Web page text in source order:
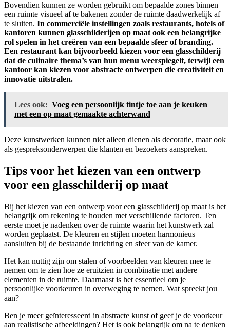
Bovendien kunnen ze worden gebruikt om bepaalde zones binnen
een ruimte visueel af te bakenen zonder de ruimte daadwerkelijk af
te sluiten. In commerciële instellingen zoals restaurants, hotels of
kantoren kunnen glasschilderijen op maat ook een belangrijke
rol spelen in het creëren van een bepaalde sfeer of branding.
Een restaurant kan bijvoorbeeld kiezen voor een glasschilderij
dat de culinaire thema’s van hun menu weerspiegelt, terwijl een
kantoor kan kiezen voor abstracte ontwerpen die creativiteit en
innovatie uitstralen.
Lees ook: Voeg een persoonlijk tintje toe aan je keuken
met een op maat gemaakte achterwand
Deze kunstwerken kunnen niet alleen dienen als decoratie, maar ook
als gespreksonderwerpen die klanten en bezoekers aanspreken.
Tips voor het kiezen van een ontwerp
voor een glasschilderij op maat
Bij het kiezen van een ontwerp voor een glasschilderij op maat is het
belangrijk om rekening te houden met verschillende factoren. Ten
eerste moet je nadenken over de ruimte waarin het kunstwerk zal
worden geplaatst. De kleuren en stijlen moeten harmonieus
aansluiten bij de bestaande inrichting en sfeer van de kamer.
Het kan nuttig zijn om stalen of voorbeelden van kleuren mee te
nemen om te zien hoe ze eruitzien in combinatie met andere
elementen in de ruimte. Daarnaast is het essentieel om je
persoonlijke voorkeuren in overweging te nemen. Wat spreekt jou
aan?
Ben je meer geïnteresseerd in abstracte kunst of geef je de voorkeur
aan realistische afbeeldingen? Het is ook belangrijk om na te denken